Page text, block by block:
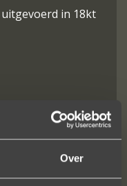
Over
in 18kt